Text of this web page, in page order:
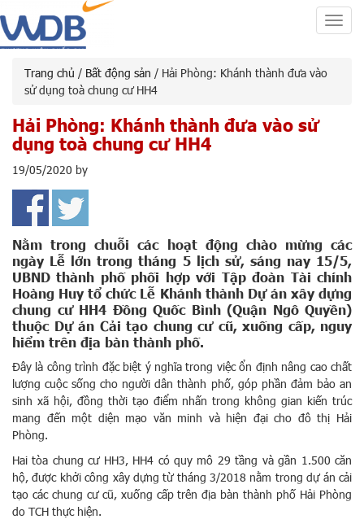
Trang chủ / Bất động sản / Hải Phòng: Khánh thành đưa vào
sử dụng toà chung cư HH4
Hải Phòng: Khánh thành đưa vào sử
dụng toà chung cư HH4
19/05/2020 by
Nằm trong chuỗi các hoạt động chào mừng các
ngày Lễ lớn trong tháng 5 lịch sử, sáng nay 15/5,
UBND thành phố phối hợp với Tập đoàn Tài chính
Hoàng Huy tổ chức Lễ Khánh thành Dự án xây dựng
chung cư HH4 Đồng Quốc Bình (Quận Ngô Quyền)
thuộc Dự án Cải tạo chung cư cũ, xuống cấp, nguy
hiểm trên địa bàn thành phố.
Đây là công trình đặc biệt ý nghĩa trong việc ổn định nâng cao chất
lượng cuộc sống cho người dân thành phố, góp phần đảm bảo an
sinh xã hội, đồng thời tạo điểm nhấn trong không gian kiến trúc
mang đến một diện mạo văn minh và hiện đại cho đô thị Hải
Phòng.
Hai tòa chung cư HH3, HH4 có quy mô 29 tầng và gần 1.500 căn
hộ, được khởi công xây dựng từ tháng 3/2018 nằm trong dự án cải
tạo các chung cư cũ, xuống cấp trên địa bàn thành phố Hải Phòng
do TCH thực hiện.